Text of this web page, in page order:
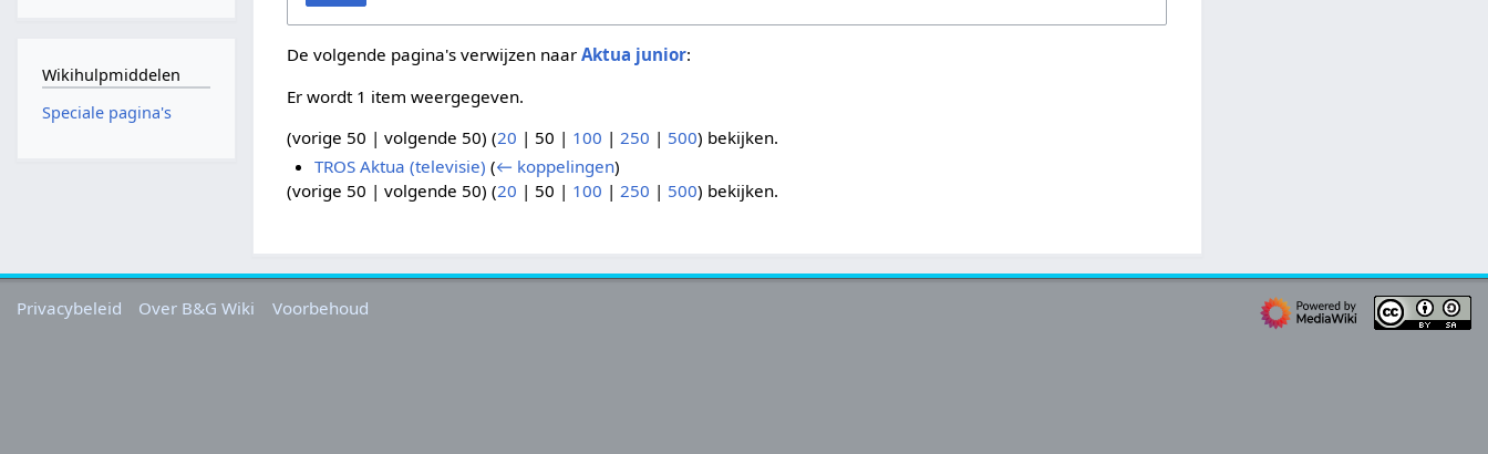
De volgende pagina's verwijzen naarAktua junior:
Er wordt 1 item weergegeven.
(vorige 50 |volgende 50) (20 | 50 | 100 | 250 | 500) bekijken.
TROS Aktua (televisie) (← koppelingen)
(vorige 50 |volgende 50) (20 | 50 | 100 |250 | 500) bekijken.
Wikihulpmiddelen
Speciale pagina's
Privacybeleid Over B&G Wiki Voorbehoud